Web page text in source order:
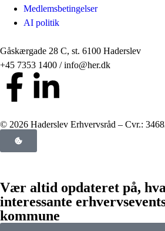
Medlemsbetingelser
AI politik
Gåskærgade 28 C, st. 6100 Haderslev
+45 7353 1400 / info@her.dk
© 2026 Haderslev Erhvervsråd – Cvr.:
Vær altid opdateret på,
interessante
kommune